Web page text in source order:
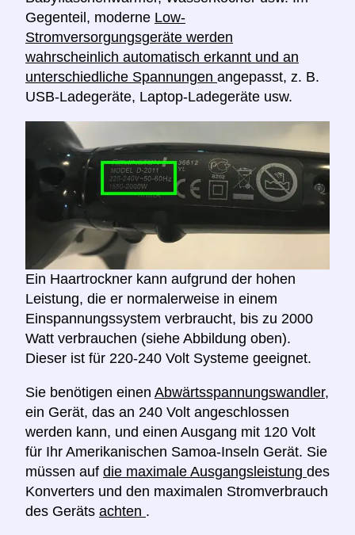
Gegenteil, moderne Low-
Stromversorgungsgeräte werden
wahrscheinlich automatisch erkannt und an
unterschiedliche Spannungen angepasst, z. B.
USB-Ladegeräte, Laptop-Ladegeräte usw.
Ein Haartrockner kann aufgrund der hohen
Leistung, die er normalerweise in einem
Einspannungssystem verbraucht, bis zu 2000
Watt verbrauchen (siehe Abbildung oben).
Dieser ist für 220-240 Volt Systeme geeignet.
Sie benötigen einen Abwärtsspannungswandler,
ein Gerät, das an 240 Volt angeschlossen
werden kann, und einen Ausgang mit 120 Volt
für Ihr Amerikanischen Samoa-Inseln Gerät. Sie
müssen auf die maximale Ausgangsleistung des
Konverters und den maximalen Stromverbrauch
des Geräts achten .